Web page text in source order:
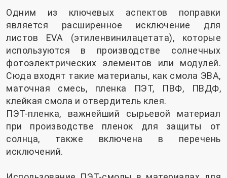
Одним из ключевых аспектов поправки
является расширенное исключение для
листов EVA (этиленвинилацетата), которые
используются в производстве солнечных
фотоэлектрических элементов или модулей.
Сюда входят такие материалы, как смола ЭВА,
маточная смесь, пленка ПЭТ, ПВФ, ПВДФ,
клейкая смола и отвердитель клея.
ПЭТ-пленка, важнейший сырьевой материал
при производстве пленок для защиты от
солнца, также включена в перечень
исключений.